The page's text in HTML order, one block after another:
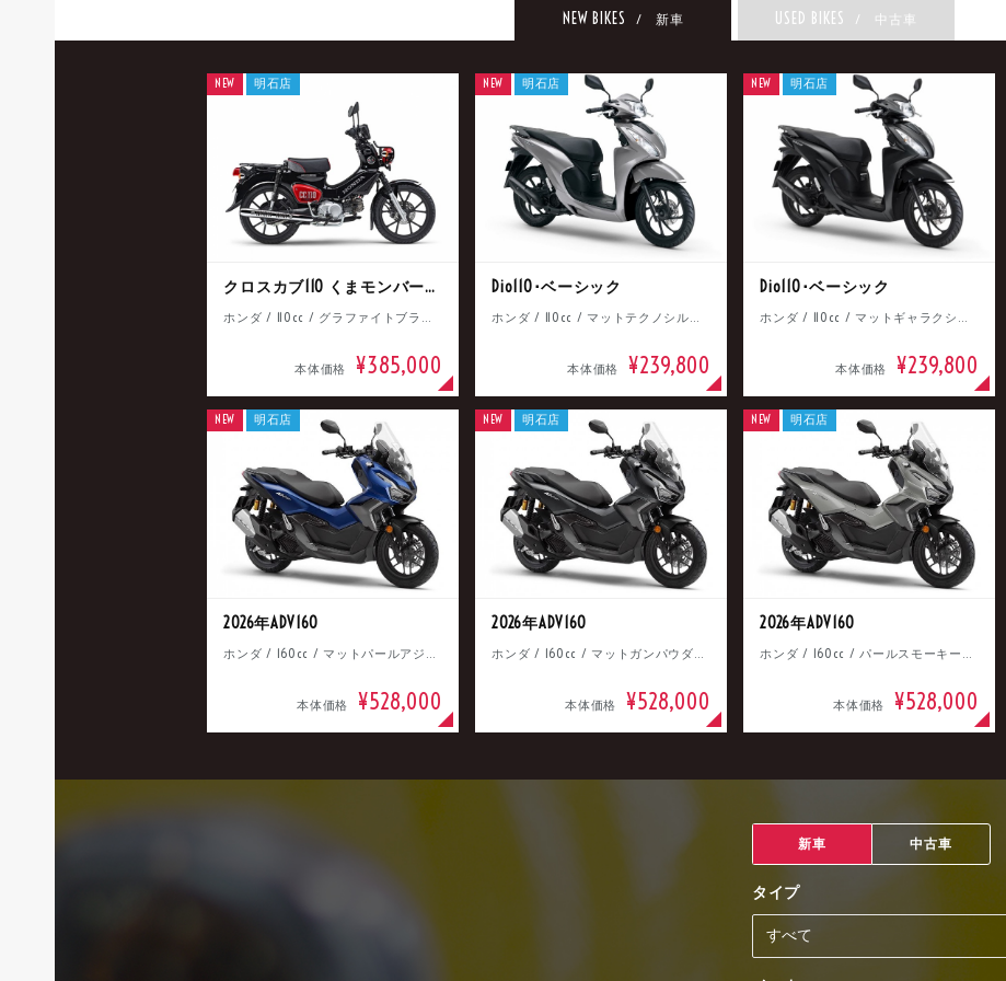
NEW BIKES / 新車 USED BIKES / 中古車
クロスカブ110 くまモンバージョン
ホンダ / 110cc / グラファイトブラック
本体価格 ¥385,000
NEW 明石店
Dio110･ベーシック
ホンダ / 110cc / マットテクノシルバーメタリック
本体価格 ¥239,800
NEW 明石店
Dio110･ベーシック
ホンダ / 110cc / マットギャラクシーブラックメタリック
本体価格 ¥239,800
NEW 明石店
2026年ADV160
ホンダ / 160cc / マットパールアジャイルブルー
本体価格 ¥528,000
NEW 明石店
2026年ADV160
ホンダ / 160cc / マットガンパウダーブラックメタリック
本体価格 ¥528,000
NEW 明石店
2026年ADV160
ホンダ / 160cc / パールスモーキーグレー
本体価格 ¥528,000
NEW 明石店
新車 中古車
タイプ